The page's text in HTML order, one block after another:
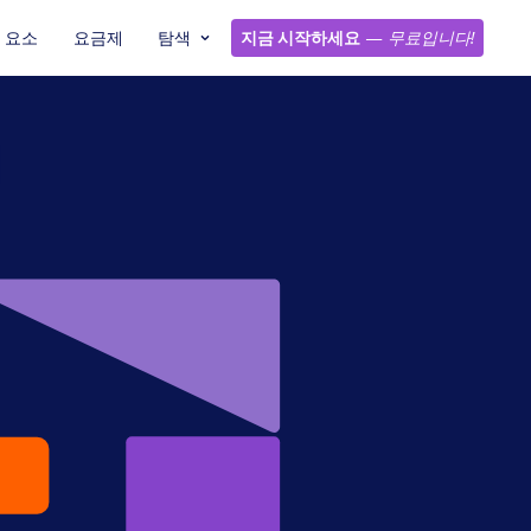
요소 요금제 탐색 지금 시작하세요 — 무료입니다!